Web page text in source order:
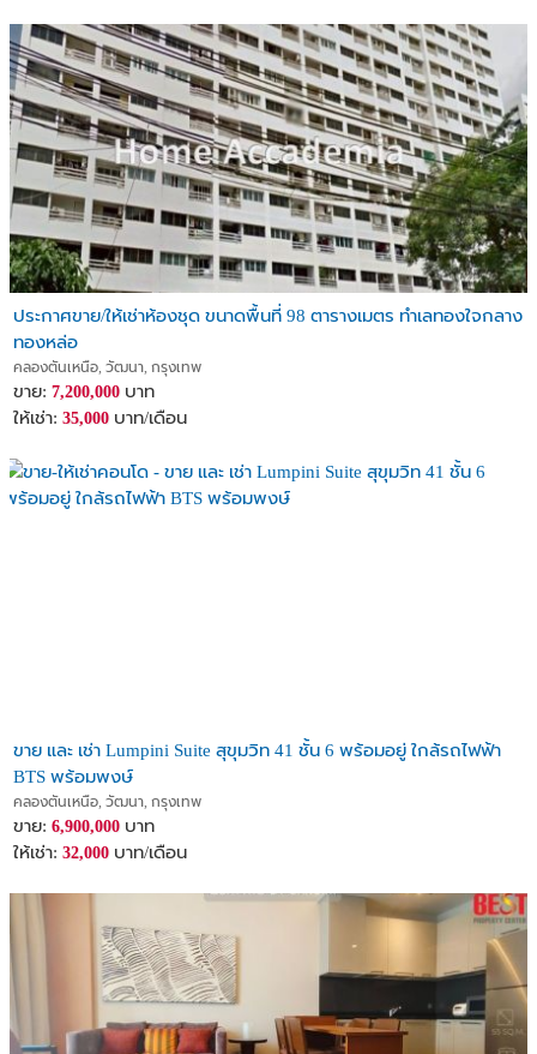
ประกาศขาย/ให้เช่าห้องชุด ขนาดพื้นที่ 98 ตารางเมตร ทำเลทองใจกลาง
ทองหล่อ
คลองตันเหนือ, วัฒนา, กรุงเทพ
ขาย: 7,200,000 บาท
ให้เช่า: 35,000 บาท/เดือน
ขาย และ เช่า Lumpini Suite สุขุมวิท 41 ชั้น 6 พร้อมอยู่ ใกล้รถไฟฟ้า
BTS พร้อมพงษ์
คลองตันเหนือ, วัฒนา, กรุงเทพ
ขาย: 6,900,000 บาท
ให้เช่า: 32,000 บาท/เดือน